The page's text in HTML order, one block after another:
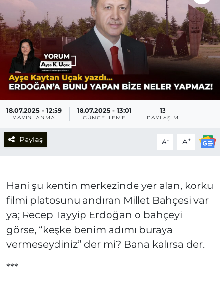
18.07.2025 - 12:59
YAYINLANMA
18.07.2025 - 13:01
GÜNCELLEME
13
PAYLAŞIM
Paylaş A- A+
Hani şu kentin merkezinde yer alan, korku
filmi platosunu andıran Millet Bahçesi var
ya; Recep Tayyip Erdoğan o bahçeyi
görse, “keşke benim adımı buraya
vermeseydiniz” der mi? Bana kalırsa der.
***